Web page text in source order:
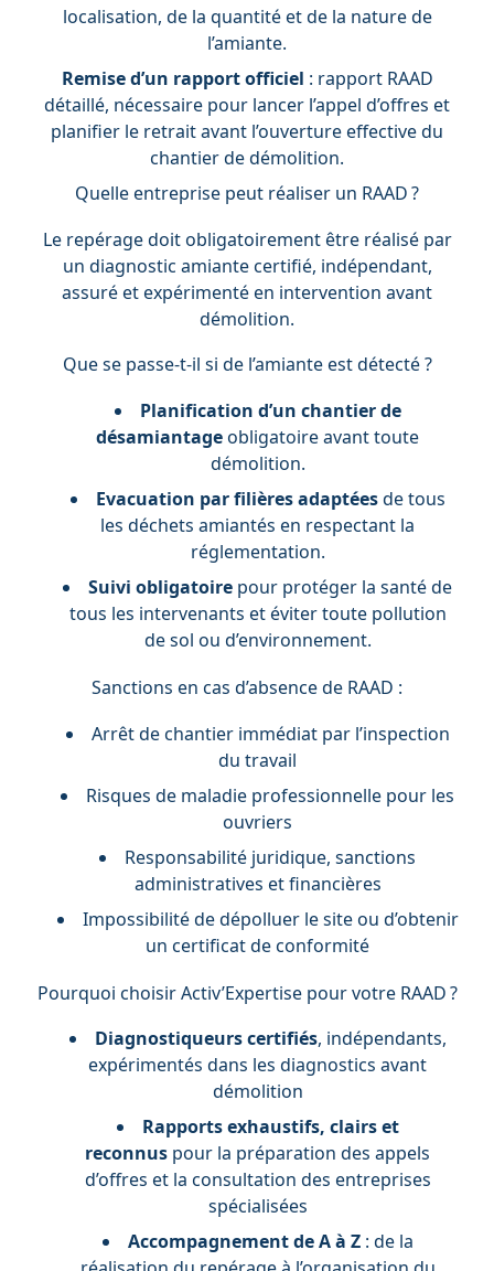
localisation, de la quantité et de la nature de
l’amiante.
Remise d’un rapport officiel : rapport RAAD
détaillé, nécessaire pour lancer l’appel d’offres et
planifier le retrait avant l’ouverture effective du
chantier de démolition.
Quelle entreprise peut réaliser un RAAD ?
Le repérage doit obligatoirement être réalisé par
un diagnostic amiante certifié, indépendant,
assuré et expérimenté en intervention avant
démolition.
Que se passe-t-il si de l’amiante est détecté ?
Planification d’un chantier de
désamiantageobligatoire avant toute
démolition.
Evacuation par filières adaptéesde tous
les déchets amiantés en respectant la
réglementation.
Suivi obligatoire pour protéger la santé de
tous les intervenants et éviter toute pollution
de sol ou d’environnement.
Sanctions en cas d’absence de RAAD :
Arrêt de chantier immédiat par l’inspection
du travail
Risques de maladie professionnelle pour les
ouvriers
Responsabilité juridique, sanctions
administratives et financières
Impossibilité de dépolluer le site ou d’obtenir
un certificat de conformité
Pourquoi choisir Activ’Expertise pour votre RAAD ?
Diagnostiqueurs certifiés, indépendants,
expérimentés dans les diagnostics avant
démolition
Rapports exhaustifs, clairs et
reconnus pour la préparation des appels
d’offres et la consultation des entreprises
spécialisées
Accompagnement de A à Z: de la